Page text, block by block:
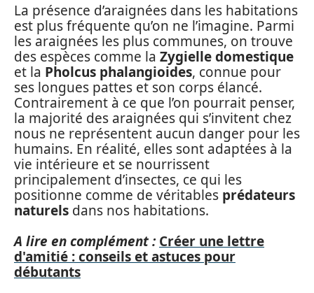
La présence d’araignées dans les habitations
est plus fréquente qu’on ne l’imagine. Parmi
les araignées les plus communes, on trouve
des espèces comme la Zygielle domestique
et la Pholcus phalangioides, connue pour
ses longues pattes et son corps élancé.
Contrairement à ce que l’on pourrait penser,
la majorité des araignées qui s’invitent chez
nous ne représentent aucun danger pour les
humains. En réalité, elles sont adaptées à la
vie intérieure et se nourrissent
principalement d’insectes, ce qui les
positionne comme de véritables prédateurs
naturels dans nos habitations.
A lire en complément : Créer une lettre
d'amitié : conseils et astuces pour
débutants